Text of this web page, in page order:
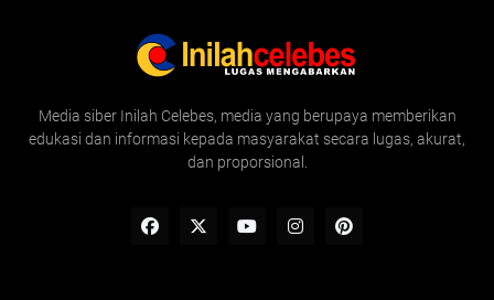
Media siber Inilah Celebes, media yang berupaya memberikan
edukasi dan informasi kepada masyarakat secara lugas, akurat,
dan proporsional.